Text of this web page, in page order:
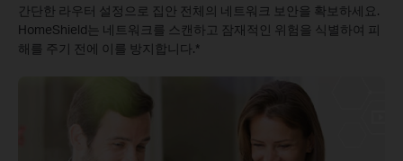
간단한 라우터 설정으로 집안 전체의 네트워크 보안을 확보하세요.
HomeShield는 네트워크를 스캔하고 잠재적인 위험을 식별하여 피
해를 주기 전에 이를 방지합니다.*